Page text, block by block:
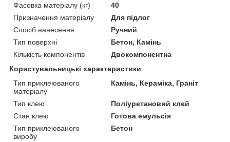
Фасовка матеріалу (кг)
40
Призначення матеріалу
Для підлог
Спосіб нанесення
Ручний
Тип поверхні
Бетон, Камінь
Кількість компонентів
Двокомпонентна
Користувальницькі характеристики
Тип приклеюваного
матеріалу
Камінь, Кераміка, Граніт
Тип клею
Поліуретановий клей
Стан клею
Готова емульсія
Тип приклеюваного
виробу
Бетон